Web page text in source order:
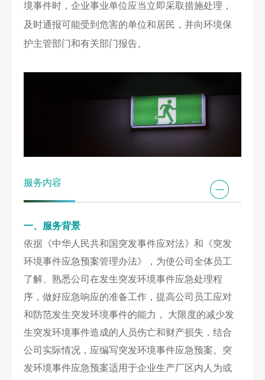
境事件时，企业事业单位应当立即采取措施处理，
及时通报可能受到危害的单位和居民，并向环境保
护主管部门和有关部门报告。
服务内容
一、服务背景
依据《中华人民共和国突发事件应对法》和《突发
环境事件应急预案管理办法》，为使公司全体员工
了解、熟悉公司在发生突发环境事件应急处理程
序，做好应急响应的准备工作，提高公司员工应对
和防范发生突发环境事件的能力， 大限度的减少发
生突发环境事件造成的人员伤亡和财产损失，结合
公司实际情况，应编写突发环境事件应急预案。突
发环境事件应急预案适用于企业生产厂区内人为或